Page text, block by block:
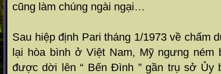
cũng làm chúng ngài ngại…
Sau hiệp định Pari tháng 1/1973 về chấm
lại hòa bình ở Việt Nam, Mỹ ngưng ném
được dời lên “ Bến Đình ” gần trụ sở Ủy